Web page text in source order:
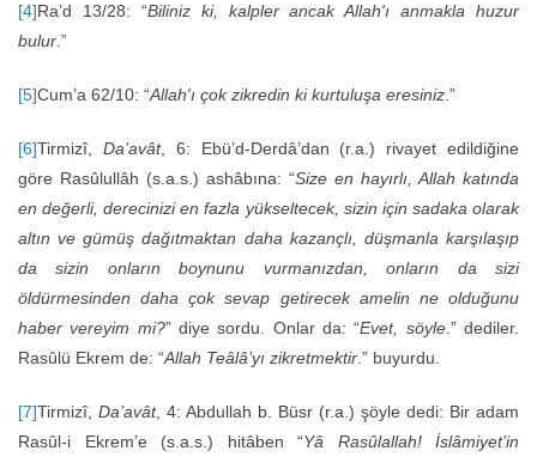
[4]Ra’d 13/28: “Biliniz ki, kalpler ancak Allah'ı anmakla huzur
bulur .”
[5]Cum’a 62/10: “Allah'ı çok zikredin ki kurtuluşa eresiniz .”
[6]Tirmizî, Da’avât, 6: Ebü’d-Derdâ’dan (r.a.) rivayet edildiğine
göre Rasûlullâh (s.a.s.) ashâbına: “Size en hayırlı, Allah katında
en değerli, derecinizi en fazla yükseltecek, sizin için sadaka olarak
altın ve gümüş dağıtmaktan daha kazançlı, düşmanla karşılaşıp
da sizin onların boynunu vurmanızdan, onların da sizi
öldürmesinden daha çok sevap getirecek amelin ne olduğunu
haber vereyim mi?” diye sordu. Onlar da: “Evet, söyle.” dediler.
Rasûlü Ekrem de: “Allah Teâlâ’yı zikretmektir .” buyurdu.
[7]Tirmizî, Da’avât, 4: Abdullah b. Büsr (r.a.) şöyle dedi: Bir adam
Rasûl-i Ekrem’e (s.a.s.) hitâben “Yâ Rasûlallah! İslâmiyet’in